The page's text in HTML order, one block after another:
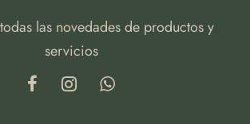
las novedades de productos y
servicios